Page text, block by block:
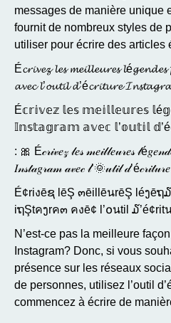
messages de manière unique
fournit de nombreux styles de
utiliser pour écrire des articles
É𝓬𝓻𝓲𝓿𝓮𝔃 𝓵𝓮𝓼 𝓶𝓮𝓲𝓵𝓵𝓮𝓾𝓻𝓮𝓼
𝓪𝓿𝓮𝓬 𝓵’𝓸𝓾𝓽𝓲𝓵 𝓭’é𝓬𝓻𝓲𝓽𝓾𝓻𝓮
É𝕔𝕣𝕚𝕧𝕖𝕫 𝕝𝕖𝕤 𝕞𝕖𝕚𝕝𝕝𝕖𝕦𝕣𝕖𝕤
𝕀𝕟𝕤𝕥𝕒𝕘𝕣𝕒𝕞 𝕒𝕧𝕖𝕔 𝕝’𝕠𝕦𝕥𝕚𝕝
: 🎀 É𝒸𝓇𝒾𝓋𝑒𝓏 𝓁𝑒𝓈 𝓂𝑒𝒾𝓁𝓁𝑒𝓊𝓇𝑒𝓈
𝐼𝓃𝓈𝓉𝒶𝑔𝓇𝒶𝓂 𝒶𝓋𝑒𝒸 𝓁’🌞𝓊𝓉𝒾𝓁
É¢riงēຊ lēŞ ๓ēillēนrēŞ léງēຖ
iຖŞtคງrค๓ คงē¢ l’໐นtil ໓
N’est-ce pas la meilleure
Instagram? Donc, si vous
présence sur les réseaux
de personnes, utilisez l’outil
commencez à écrire de